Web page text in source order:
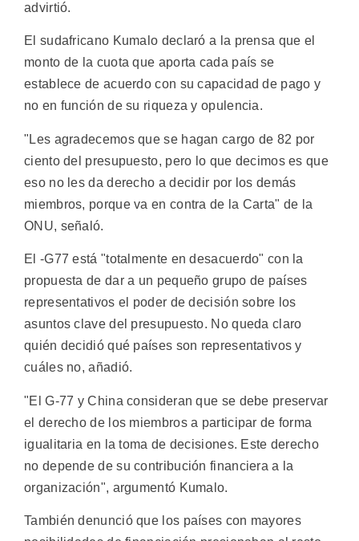
advirtió.
El sudafricano Kumalo declaró a la prensa que el
monto de la cuota que aporta cada país se
establece de acuerdo con su capacidad de pago y
no en función de su riqueza y opulencia.
"Les agradecemos que se hagan cargo de 82 por
ciento del presupuesto, pero lo que decimos es que
eso no les da derecho a decidir por los demás
miembros, porque va en contra de la Carta" de la
ONU, señaló.
El -G77 está "totalmente en desacuerdo" con la
propuesta de dar a un pequeño grupo de países
representativos el poder de decisión sobre los
asuntos clave del presupuesto. No queda claro
quién decidió qué países son representativos y
cuáles no, añadió.
"El G-77 y China consideran que se debe preservar
el derecho de los miembros a participar de forma
igualitaria en la toma de decisiones. Este derecho
no depende de su contribución financiera a la
organización", argumentó Kumalo.
También denunció que los países con mayores